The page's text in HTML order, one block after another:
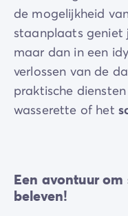
de mogelijkheid
staanplaats geniet
maar dan in een
verlossen van de
praktische
wasserette of het
Een avontuur
beleven!